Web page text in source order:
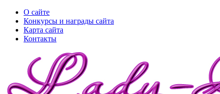
О сайте
Конкурсы и награды сайта
Карта сайта
Контакты